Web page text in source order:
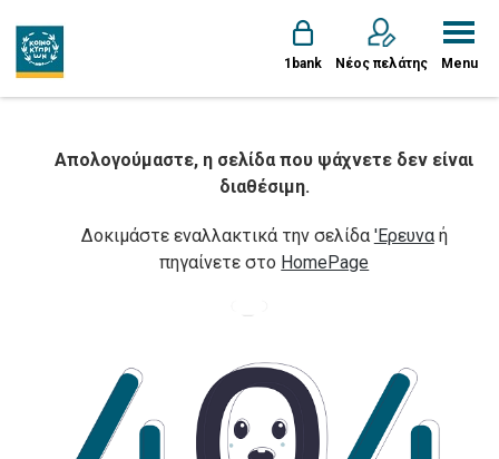
1bank Νέος πελάτης Menu
Απολογούμαστε, η σελίδα που ψάχνετε δεν είναι
διαθέσιμη.
Δοκιμάστε εναλλακτικά την σελίδα 'Ερευναή
πηγαίνετε στο HomePage